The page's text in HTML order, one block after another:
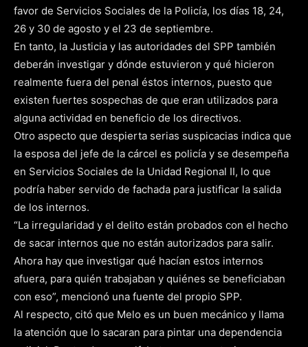
favor de Servicios Sociales de la Policía, los días 18, 24,
26 y 30 de agosto y el 23 de septiembre.
En tanto, la Justicia y las autoridades del SPP también
deberán investigar y dónde estuvieron y qué hicieron
realmente fuera del penal éstos internos, puesto que
existen fuertes sospechas de que eran utilizados para
alguna actividad en beneficio de los directivos.
Otro aspecto que despierta serias suspicacias indica que
la esposa del jefe de la cárcel es policía y se desempeña
en Servicios Sociales de la Unidad Regional II, lo que
podría haber servido de fachada para justificar la salida
de los internos.
“La irregularidad y el delito están probados con el hecho
de sacar internos que no están autorizados para salir.
Ahora hay que investigar qué hacían estos internos
afuera, para quién trabajaban y quiénes se beneficiaban
con eso”, mencionó una fuente del propio SPP.
Al respecto, citó que Melo es un buen mecánico y llama
la atención que lo sacaran para pintar una dependencia